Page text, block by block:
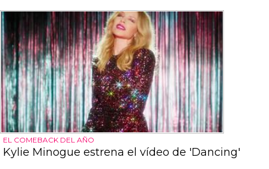
EL COMEBACK DEL AÑO
Kylie Minogue estrena el vídeo de 'Dancing'